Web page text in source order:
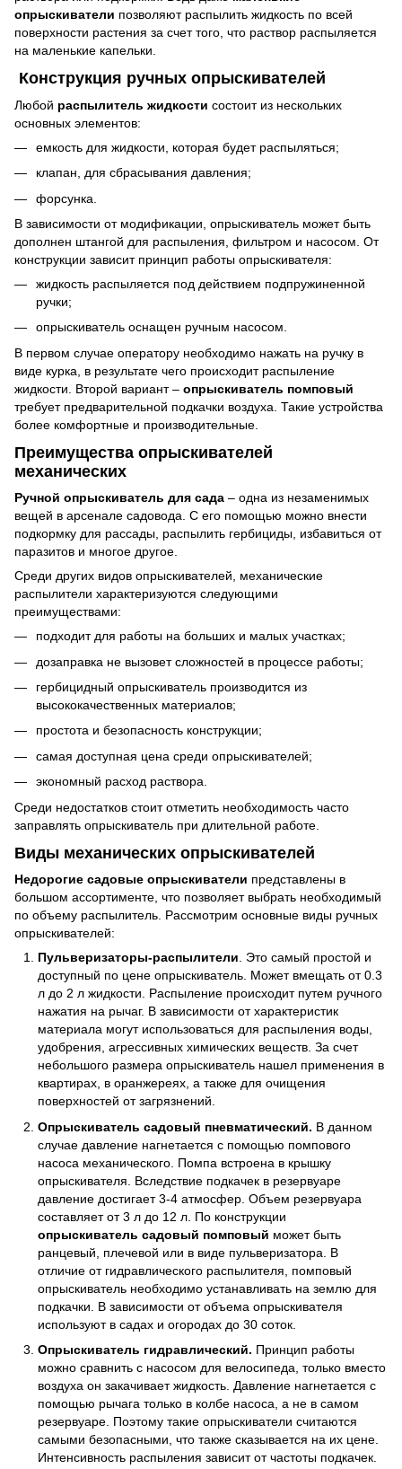
опрыскиватели позволяют распылить жидкость по всей
поверхности растения за счет того, что раствор распыляется
на маленькие капельки.
Конструкция ручных опрыскивателей
Любой распылитель жидкости состоит из нескольких
основных элементов:
емкость для жидкости, которая будет распыляться;
клапан, для сбрасывания давления;
форсунка.
В зависимости от модификации, опрыскиватель может быть
дополнен штангой для распыления, фильтром и насосом. От
конструкции зависит принцип работы опрыскивателя:
жидкость распыляется под действием подпружиненной
ручки;
опрыскиватель оснащен ручным насосом.
В первом случае оператору необходимо нажать на ручку в
виде курка, в результате чего происходит распыление
жидкости. Второй вариант – опрыскиватель помповый
требует предварительной подкачки воздуха. Такие устройства
более комфортные и производительные.
Преимущества опрыскивателей
механических
Ручной опрыскиватель для сада – одна из незаменимых
вещей в арсенале садовода. С его помощью можно внести
подкормку для рассады, распылить гербициды, избавиться от
паразитов и многое другое.
Среди других видов опрыскивателей, механические
распылители характеризуются следующими
преимуществами:
подходит для работы на больших и малых участках;
дозаправка не вызовет сложностей в процессе работы;
гербицидный опрыскиватель производится из
высококачественных материалов;
простота и безопасность конструкции;
самая доступная цена среди опрыскивателей;
экономный расход раствора.
Среди недостатков стоит отметить необходимость часто
заправлять опрыскиватель при длительной работе.
Виды механических опрыскивателей
Недорогие садовые опрыскиватели представлены в
большом ассортименте, что позволяет выбрать необходимый
по объему распылитель. Рассмотрим основные виды ручных
опрыскивателей:
Пульверизаторы-распылители. Это самый простой и
доступный по цене опрыскиватель. Может вмещать от 0.3
л до 2 л жидкости. Распыление происходит путем ручного
нажатия на рычаг. В зависимости от характеристик
материала могут использоваться для распыления воды,
удобрения, агрессивных химических веществ. За счет
небольшого размера опрыскиватель нашел применения в
квартирах, в оранжереях, а также для очищения
поверхностей от загрязнений.
Опрыскиватель садовый пневматический. В данном
случае давление нагнетается с помощью помпового
насоса механического. Помпа встроена в крышку
опрыскивателя. Вследствие подкачек в резервуаре
давление достигает 3-4 атмосфер. Объем резервуара
составляет от 3 л до 12 л. По конструкции
опрыскиватель садовый помповый может быть
ранцевый, плечевой или в виде пульверизатора. В
отличие от гидравлического распылителя, помповый
опрыскиватель необходимо устанавливать на землю для
подкачки. В зависимости от объема опрыскивателя
используют в садах и огородах до 30 соток.
Опрыскиватель гидравлический. Принцип работы
можно сравнить с насосом для велосипеда, только вместо
воздуха он закачивает жидкость. Давление нагнетается с
помощью рычага только в колбе насоса, а не в самом
резервуаре. Поэтому такие опрыскиватели считаются
самыми безопасными, что также сказывается на их цене.
Интенсивность распыления зависит от частоты подкачек.